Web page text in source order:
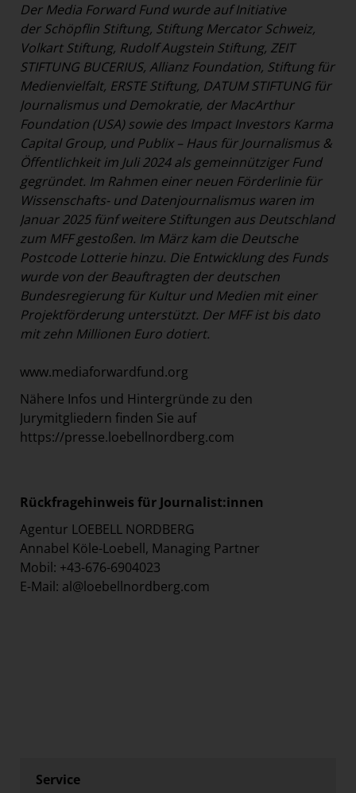
Der Media Forward Fund wurde auf Initiative
der Schöpflin Stiftung, Stiftung Mercator Schweiz,
Volkart Stiftung, Rudolf Augstein Stiftung, ZEIT
STIFTUNG BUCERIUS, Allianz Foundation, Stiftung für
Medienvielfalt, ERSTE Stiftung, DATUM STIFTUNG für
Journalismus und Demokratie, der MacArthur
Foundation (USA) sowie des Impact Investors Karma
Capital Group, und Publix – Haus für Journalismus &
Öffentlichkeit im Juli 2024 als gemeinnütziger Fund
gegründet. Im Rahmen einer neuen Förderlinie für
Wissenschafts- und Datenjournalismus waren im
Januar 2025 fünf weitere Stiftungen aus Deutschland
zum MFF gestoßen. Im März kam die Deutsche
Postcode Lotterie hinzu. Die Entwicklung des Funds
wurde von der Beauftragten der deutschen
Bundesregierung für Kultur und Medien mit einer
Projektförderung unterstützt. Der MFF ist bis dato
mit zehn Millionen Euro dotiert.
www.mediaforwardfund.org
Nähere Infos und Hintergründe zu den
Jurymitgliedern finden Sie auf
https://presse.loebellnordberg.com
Rückfragehinweis für Journalist:innen
Agentur LOEBELL NORDBERG
Annabel Köle-Loebell, Managing Partner
Mobil: +43-676-6904023
E-Mail: al@loebellnordberg.com
Service